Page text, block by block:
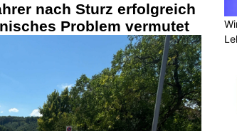
nach Sturz erfolgreich
Problem vermutet